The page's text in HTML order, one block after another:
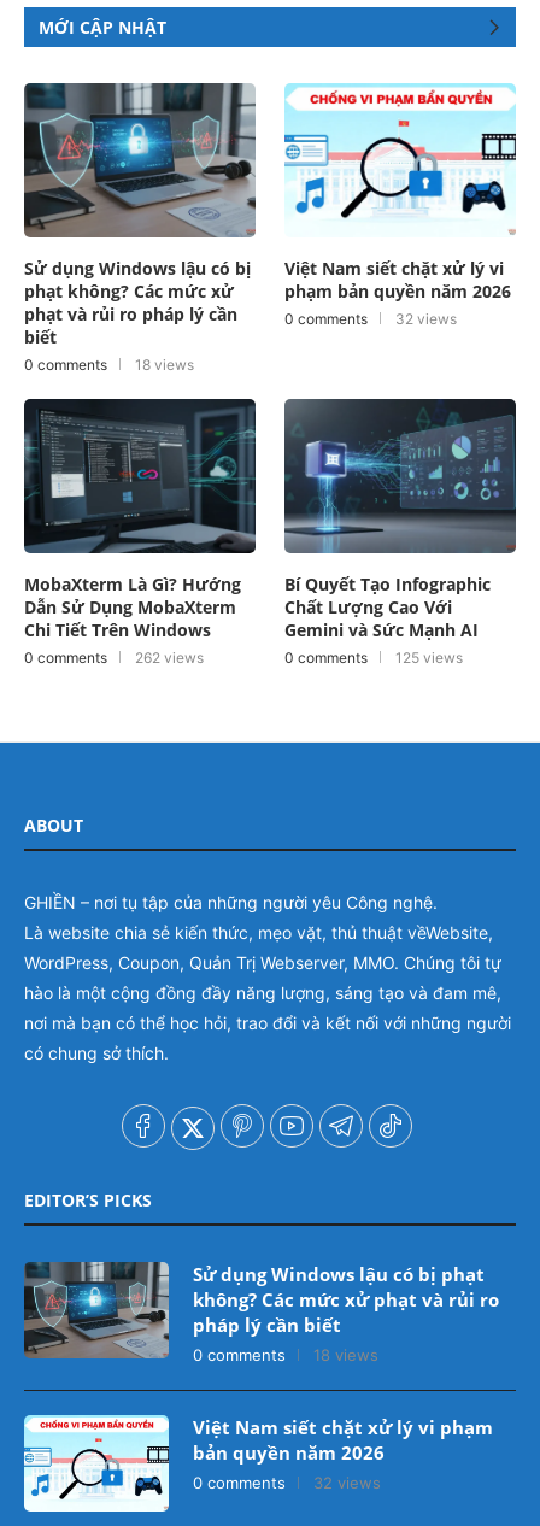
MỚI CẬP NHẬT
Sử dụng Windows lậu có bị
phạt không? Các mức xử
phạt và rủi ro pháp lý cần
biết
0 comments 18 views
Việt Nam siết chặt xử lý vi
phạm bản quyền năm 2026
0 comments 32 views
MobaXterm Là Gì? Hướng
Dẫn Sử Dụng MobaXterm
Chi Tiết Trên Windows
0 comments 262 views
Bí Quyết Tạo Infographic
Chất Lượng Cao Với
Gemini và Sức Mạnh AI
0 comments 125 views
ABOUT
GHIỀN – nơi tụ tập của những người yêu Công nghệ.
Là website chia sẻ kiến thức, mẹo vặt, thủ thuật vềWebsite,
WordPress, Coupon, Quản Trị Webserver, MMO. Chúng tôi tự
hào là một cộng đồng đầy năng lượng, sáng tạo và đam mê,
nơi mà bạn có thể học hỏi, trao đổi và kết nối với những người
có chung sở thích.
EDITOR’S PICKS
Sử dụng Windows lậu có bị phạt
không? Các mức xử phạt và rủi ro
pháp lý cần biết
0 comments 18 views
Việt Nam siết chặt xử lý vi phạm
bản quyền năm 2026
0 comments 32 views